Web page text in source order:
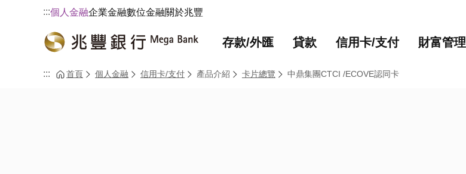
:::個人金融企業金融數位金融關於兆豐
存款/外匯 貸款 信用卡/支付 財富管理
::: 首頁 個人金融 信用卡/支付 產品介紹 卡片總覽 中鼎集團CTCI /ECOVE認同卡